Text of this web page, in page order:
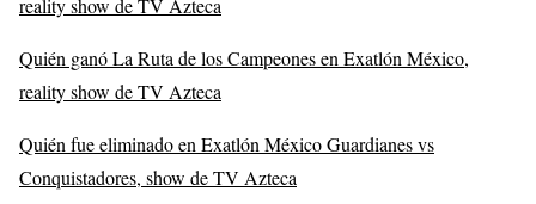
Quién ganó La Ruta de los Campeones en Exatlón México,
reality show de TV Azteca
Quién fue eliminado en Exatlón México Guardianes vs
Conquistadores, show de TV Azteca